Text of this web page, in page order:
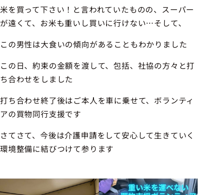
米を買って下さい！と言われていたものの、スーパー
が遠くて、お米も重いし買いに行けない…そして、
この男性は大食いの傾向があることもわかりました
この日、約束の金額を渡して、包括、社協の方々と打
ち合わせをしました
打ち合わせ終了後はご本人を車に乗せて、ボランティ
アの買物同行支援です
さてさて、今後は介護申請をして安心して生きていく
環境整備に結びつけて参ります